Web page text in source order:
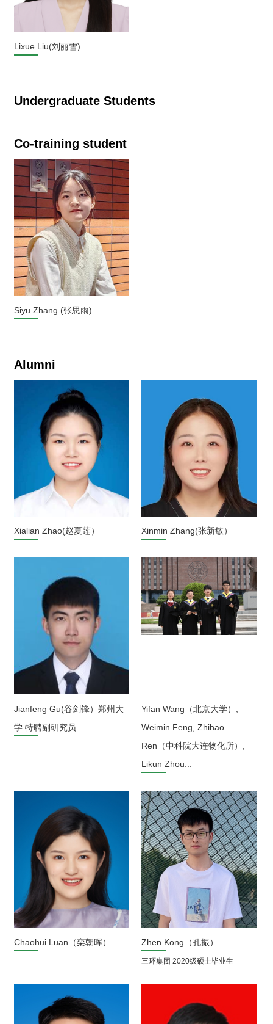
Lixue Liu(刘丽雪)
Undergraduate Students
Co-training student
Siyu Zhang (张思雨)
Alumni
Xialian Zhao(赵夏莲） Xinmin Zhang(张新敏）
Jianfeng Gu(谷剑锋）郑州大
学 特聘副研究员
Yifan Wang（北京大学）,
Weimin Feng, Zhihao
Ren（中科院大连物化所）,
Likun Zhou...
Chaohui Luan（栾朝晖） Zhen Kong（孔振）
三环集团 2020级硕士毕业生